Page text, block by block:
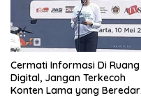
Cermati Informasi Di Ruang
Digital, Jangan Terkecoh
Konten Lama yang Beredar